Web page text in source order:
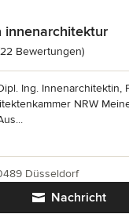
innenarchitektur
5 von 5
Bewertungen)
Ing. Innenarchitektin,
NRW
Nachricht
Düsseldorf